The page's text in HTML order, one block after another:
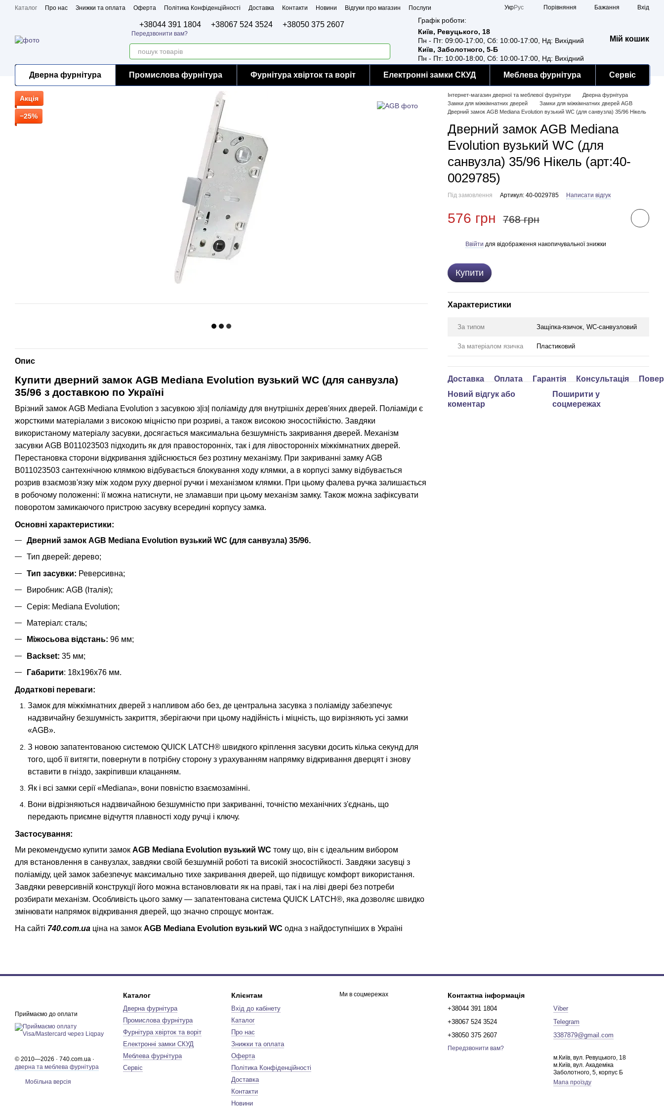
Перейти до основного контенту
Каталог Про нас Знижки та оплата Оферта Політика Конфіденційності Доставка Контакти Новини Відгуки про магазин
Послуги
УкрРус Порівняння Бажання Вхід
+38044 391 1804 +38067 524 3524 +38050 375 2607
Передзвонити вам?
Графік роботи:
Київ, Ревуцького, 18
Пн - Пт: 09:00-17:00, Сб: 10:00-17:00, Нд: Вихідний
Київ, Заболотного, 5-Б
Пн - Пт: 10:00-18:00, Сб: 10:00-17:00, Нд: Вихідний
Мій кошик
Дверна фурнітура Промислова фурнітура Фурнітура хвірток та воріт Електронні замки СКУД Меблева фурнітура Сервіс
Акція
−25%
Опис
Купити дверний замок AGB Mediana Evolution вузький WC (для санвузла)
35/96 з доставкою по Україні
Врізний замок AGB Mediana Evolution з засувкою з|із| поліаміду для внутрішніх дерев'яних дверей. Поліаміди є
жорсткими матеріалами з високою міцністю при розриві, а також високою зносостійкістю. Завдяки
використаному матеріалу засувки, досягається максимальна безшумність закривання дверей. Механізм
засувки AGB B011023503 підходить як для правосторонніх, так і для лівосторонніх міжкімнатних дверей.
Перестановка сторони відкривання здійснюється без розтину механізму. При закриванні замку AGB
B011023503 сантехнічною клямкою відбувається блокування ходу клямки, а в корпусі замку відбувається
розрив взаємозв'язку між ходом руху дверної ручки і механізмом клямки. При цьому фалева ручка залишається
в робочому положенні: її можна натиснути, не зламавши при цьому механізм замку. Також можна зафіксувати
поворотом замикаючого пристрою засувку всередині корпусу замка.
Основні характеристики:
Дверний замок AGB Mediana Evolution вузький WC (для санвузла) 35/96.
Тип дверей: дерево;
Тип засувки: Реверсивна;
Виробник: AGB (Італія);
Серія: Mediana Evolution;
Матеріал: сталь;
Міжосьова відстань: 96 мм;
Backset: 35 мм;
Габарити: 18x196x76 мм.
Додаткові переваги:
Замок для міжкімнатних дверей з напливом або без, де центральна засувка з поліаміду забезпечує
надзвичайну безшумність закриття, зберігаючи при цьому надійність і міцність, що вирізняють усі замки
«AGB».
З новою запатентованою системою QUICK LATCH® швидкого кріплення засувки досить кілька секунд для
того, щоб її витягти, повернути в потрібну сторону з урахуванням напрямку відкривання дверцят і знову
вставити в гніздо, закріпивши клацанням.
Як і всі замки серії «Mediana», вони повністю взаємозамінні.
Вони відрізняються надзвичайною безшумністю при закриванні, точністю механічних з'єднань, що
передають приємне відчуття плавності ходу ручці і ключу.
Застосування:
Ми рекомендуємо купити замок AGB Mediana Evolution вузький WC тому що, він є ідеальним вибором
для встановлення в санвузлах, завдяки своїй безшумній роботі та високій зносостійкості. Завдяки засувці з
поліаміду, цей замок забезпечує максимально тихе закривання дверей, що підвищує комфорт використання.
Завдяки реверсивній конструкції його можна встановлювати як на праві, так і на ліві двері без потреби
розбирати механізм. Особливість цього замку — запатентована система QUICK LATCH®, яка дозволяє швидко
змінювати напрямок відкривання дверей, що значно спрощує монтаж.
На сайті 740.com.ua ціна на замок AGB Mediana Evolution вузький WC одна з найдоступніших в Україні
Інтернет-магазин дверної та меблевої фурнітури
Дверна фурнітура
Замки для міжкімнатних дверей
Замки для міжкімнатних дверей AGB
Дверний замок AGB Mediana Evolution вузький WC (для санвузла) 35/96 Нікель
Дверний замок AGB Mediana
Evolution вузький WC (для
санвузла) 35/96 Нікель (арт:40-
0029785)
Під замовлення Артикул: 40-0029785 Написати відгук
576 грн 768 грн
Ввійти для відображення накопичувальної знижки
Купити
Характеристики
За типом Защіпка-язичок, WC-санвузловий
За матеріалом язичка Пластиковий
Доставка Оплата Гарантія Консультація
Новий відгук або
коментар
Поширити у
соцмережах
Приймаємо до оплати
© 2010—2026 · 740.com.ua ·
дверна та меблева фурнітура
Мобільна версія
Каталог
Дверна фурнітура
Промислова фурнітура
Фурнітура хвірток та воріт
Електронні замки СКУД
Меблева фурнітура
Сервіс
Клієнтам
Вхід до кабінету
Каталог
Про нас
Знижки та оплата
Оферта
Політика Конфіденційності
Доставка
Контакти
Новини
Ми в соцмережах Контактна інформація
+38044 391 1804
+38067 524 3524
+38050 375 2607
Передзвонити вам?
Viber
Telegram
3387879@gmail.com
м.Київ, вул. Ревуцького, 18
м.Київ, вул. Академіка
Заболотного, 5, корпус Б
Мапа проїзду